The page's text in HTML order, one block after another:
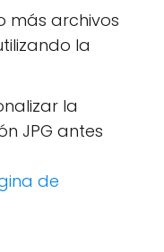
más archivos
la
la
JPG antes
de